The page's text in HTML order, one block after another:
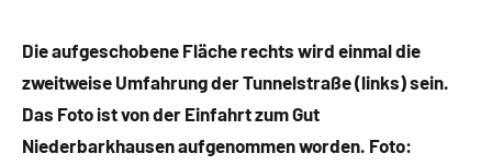
Die aufgeschobene Fläche rechts wird einmal die
zweitweise Umfahrung der Tunnelstraße (links) sein.
Das Foto ist von der Einfahrt zum Gut
Niederbarkhausen aufgenommen worden. Foto: